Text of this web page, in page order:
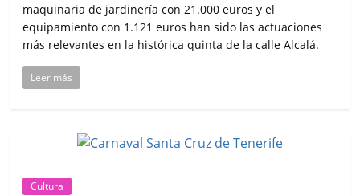
maquinaria de jardinería con 21.000 euros y el
equipamiento con 1.121 euros han sido las actuaciones
más relevantes en la histórica quinta de la calle Alcalá.
Leer más
Cultura